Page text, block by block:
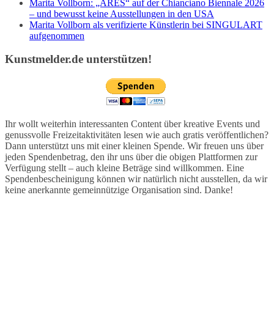
Marita Vollborn: „ARES“ auf der Chianciano Biennale 2026
– und bewusst keine Ausstellungen in den USA
Marita Vollborn als verifizierte Künstlerin bei SINGULART
aufgenommen
Kunstmelder.de unterstützen!
Ihr wollt weiterhin interessanten Content über kreative Events und
genussvolle Freizeitaktivitäten lesen wie auch gratis veröffentlichen?
Dann unterstützt uns mit einer kleinen Spende. Wir freuen uns über
jeden Spendenbetrag, den ihr uns über die obigen Plattformen zur
Verfügung stellt – auch kleine Beträge sind willkommen. Eine
Spendenbescheinigung können wir natürlich nicht ausstellen, da wir
keine anerkannte gemeinnützige Organisation sind. Danke!